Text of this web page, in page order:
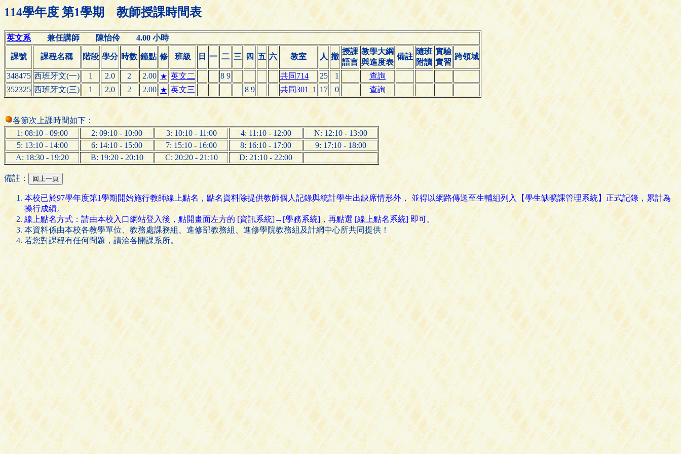
114學年度 第1學期 教師授課時間表
英文系兼任講師 陳怡伶 4.00 小時
課號 課程名稱 階段 學分 時數 鐘點 修 班級 日 一 二 三 四 五 六 教室 人 撤
授課
語言
教學大綱
與進度表
備註
隨班
附讀
實驗
實習
跨領域
348475 西班牙文(一) 1 2.0 2 2.00 ★ 英文二 8 9 共同714 25 1
查詢
352325 西班牙文(三) 1 2.0 2 2.00 ★ 英文三 8 9 共同301_1 17 0 查詢
各節次上課時間如下：
1: 08:10 - 09:00
2: 09:10 - 10:00 3: 10:10 - 11:00 4: 11:10 - 12:00
N: 12:10 - 13:00
5: 13:10 - 14:00
6: 14:10 - 15:00 7: 15:10 - 16:00 8: 16:10 - 17:00
9: 17:10 - 18:00
A: 18:30 - 19:20
B: 19:20 - 20:10 C: 20:20 - 21:10 D: 21:10 - 22:00
備註：
本校已於97學年度第1學期開始施行教師線上點名，點名資料除提供教師個人記錄與統計學生出缺席情形外， 並得以網路傳送至生輔組列入【學生缺曠課管理系統】正式記錄，累計為
操行成績。
線上點名方式：請由本校入口網站登入後，點開畫面左方的 [資訊系統]→[學務系統]，再點選 [線上點名系統] 即可。
本資料係由本校各教學單位、教務處課務組、進修部教務組、進修學院教務組及計網中心所共同提供！
若您對課程有任何問題，請洽各開課系所。